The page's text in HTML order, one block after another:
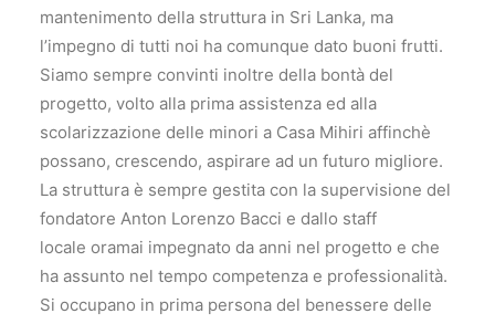
mantenimento della struttura in Sri Lanka, ma
l’impegno di tutti noi ha comunque dato buoni frutti.
Siamo sempre convinti inoltre della bontà del
progetto, volto alla prima assistenza ed alla
scolarizzazione delle minori a Casa Mihiri affinchè
possano, crescendo, aspirare ad un futuro migliore.
La struttura è sempre gestita con la supervisione del
fondatore Anton Lorenzo Bacci e dallo staff
locale oramai impegnato da anni nel progetto e che
ha assunto nel tempo competenza e professionalità.
Si occupano in prima persona del benessere delle